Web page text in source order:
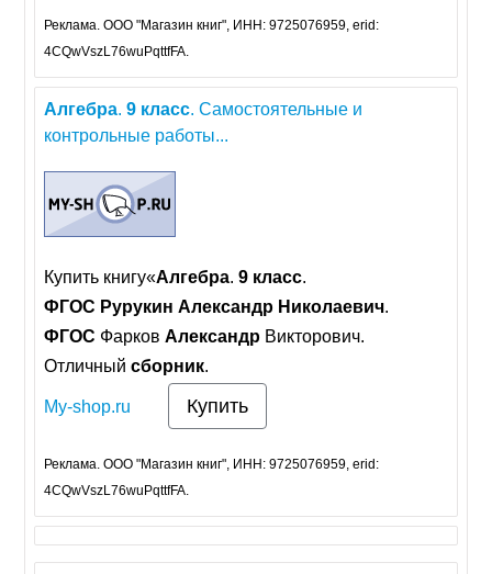
Реклама. ООО "Магазин книг", ИНН: 9725076959, erid:
4CQwVszL76wuPqttfFA.
Алгебра.9 класс. Самостоятельные и
контрольные работы...
Купить книгу«Алгебра.9 класс.
ФГОС Рурукин Александр Николаевич.
ФГОС ФарковАлександр Викторович.
Отличныйсборник.
My-shop.ru Купить
Реклама. ООО "Магазин книг", ИНН: 9725076959, erid:
4CQwVszL76wuPqttfFA.